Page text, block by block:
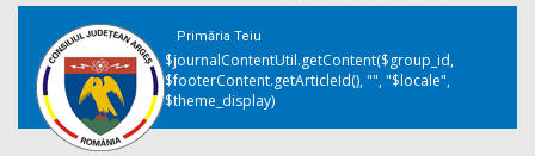
Primăria Teiu
$journalContentUtil.getContent($group_id,
$footerContent.getArticleId(), "", "$locale",
$theme_display)